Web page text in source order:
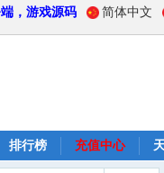
，游戏源码 简体中文
排行榜 充值中心